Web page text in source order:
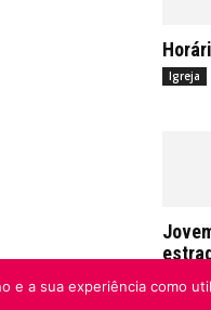
Igreja
e a sua experiência como